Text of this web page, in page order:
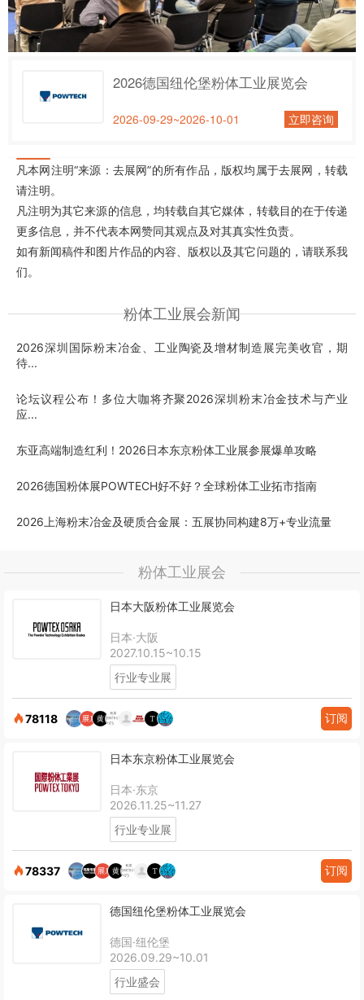
2026德国纽伦堡粉体工业展览会
2026-09-29~2026-10-01 立即咨询
凡本网注明“来源：去展网”的所有作品，版权均属于去展网，转载
请注明。
凡注明为其它来源的信息，均转载自其它媒体，转载目的在于传递
更多信息，并不代表本网赞同其观点及对其真实性负责。
如有新闻稿件和图片作品的内容、版权以及其它问题的，请联系我
们。
粉体工业展会新闻
2026深圳国际粉末冶金、工业陶瓷及增材制造展完美收官，期
待...
论坛议程公布！多位大咖将齐聚2026深圳粉末冶金技术与产业
应...
东亚高端制造红利！2026日本东京粉体工业展参展爆单攻略
2026德国粉体展POWTECH好不好？全球粉体工业拓市指南
2026上海粉末冶金及硬质合金展：五展协同构建8万+专业流量
粉体工业展会
日本大阪粉体工业展览会
日本·大阪
2027.10.15~10.15
行业专业展
78118 订阅
日本东京粉体工业展览会
日本·东京
2026.11.25~11.27
行业专业展
78337 订阅
德国纽伦堡粉体工业展览会
德国·纽伦堡
2026.09.29~10.01
行业盛会